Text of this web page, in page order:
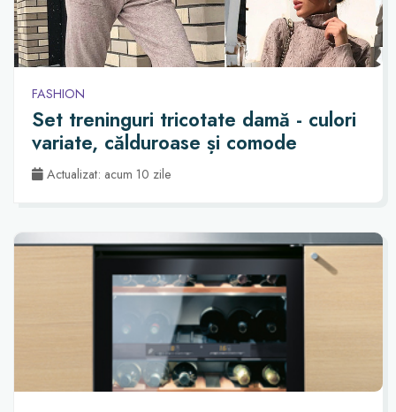
FASHION
Set treninguri tricotate damă - culori
variate, călduroase și comode
Actualizat: acum 10 zile